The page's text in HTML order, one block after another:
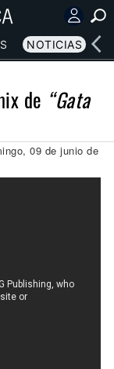
NOTICIAS
de “Gata
09 de junio de